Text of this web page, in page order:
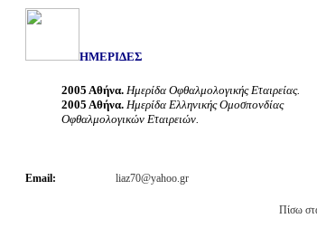
ΗΜΕΡΙΔΕΣ
2005 Αθήνα. Ημερίδα Οφθαλμολογικής Εταιρείας.
2005 Αθήνα. Ημερίδα Ελληνικής Ομοσπονδίας
Οφθαλμολογικών Εταιρειών.
Email: liaz70@yahoo.gr
Πίσω